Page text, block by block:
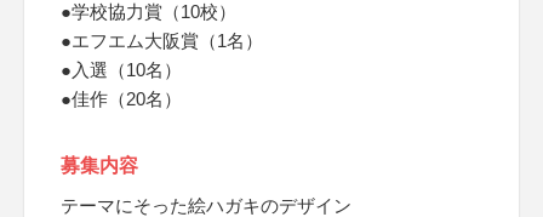
●学校協力賞（10校）
●エフエム大阪賞（1名）
●入選（10名）
●佳作（20名）
募集内容
テーマにそった絵ハガキのデザイン